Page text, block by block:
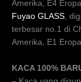
Amerika, E4
Fuyao GLASS,
terbesar no.1 di
Amerika, E1
KACA 100%